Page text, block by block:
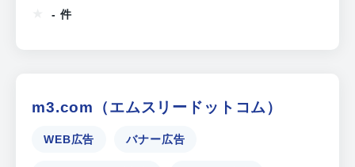
- 件
m3.com（エムスリードットコム）
WEB広告 バナー広告